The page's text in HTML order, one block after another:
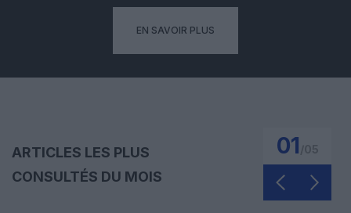
EN SAVOIR PLUS
ARTICLES LES PLUS
CONSULTÉS DU MOIS
01